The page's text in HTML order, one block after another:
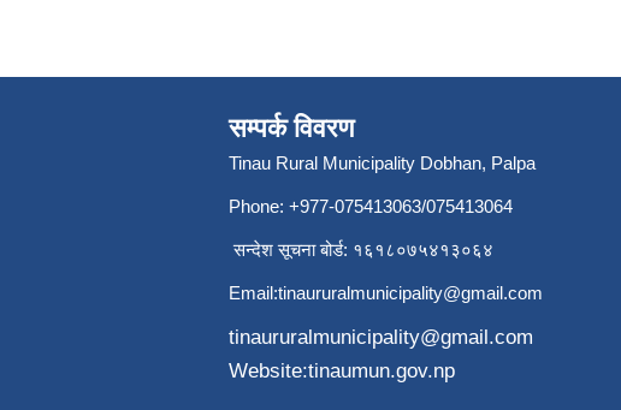
सम्पर्क विवरण
Tinau Rural Municipality Dobhan, Palpa
Phone: +977-075413063/075413064
सन्देश सूचना बोर्ड: १६१८०७५४१३०६४
Email:tinaururalmunicipality@gmail.com
tinaururalmunicipality@gmail.com
Website:tinaumun.gov.np